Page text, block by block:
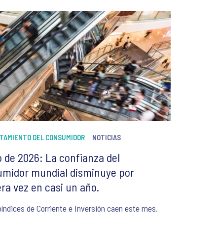
DEL CONSUMIDOR NOTICIAS
de 2026: La confianza del
mundial disminuye por
vez en casi un año.
de Corriente e Inversión caen este mes.